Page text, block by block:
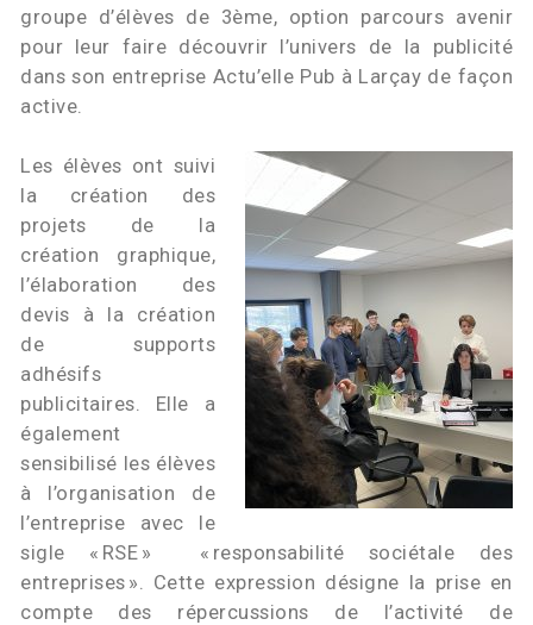
groupe d’élèves de 3ème, option parcours avenir
pour leur faire découvrir l’univers de la publicité
dans son entreprise Actu’elle Pub à Larçay de façon
active.
Les élèves ont suivi
la création des
projets de la
création graphique,
l’élaboration des
devis à la création
de supports
adhésifs
publicitaires. Elle a
également
sensibilisé les élèves
à l’organisation de
l’entreprise avec le
sigle « RSE » « responsabilité sociétale des
entreprises ». Cette expression désigne la prise en
compte des répercussions de l’activité de